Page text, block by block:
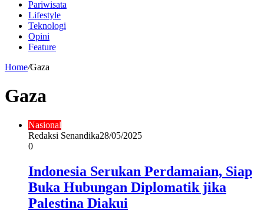
Pariwisata
Lifestyle
Teknologi
Opini
Feature
Home/Gaza
Gaza
Nasional
Redaksi Senandika28/05/2025
0
Indonesia Serukan Perdamaian, Siap
Buka Hubungan Diplomatik jika
Palestina Diakui